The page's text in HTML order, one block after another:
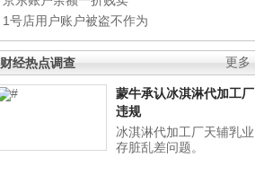
1号店用户账户被盗不作为
更多
财经热点调查
蒙牛承认冰淇淋代加工厂
违规
冰淇淋代加工厂天辅乳业
存脏乱差问题。